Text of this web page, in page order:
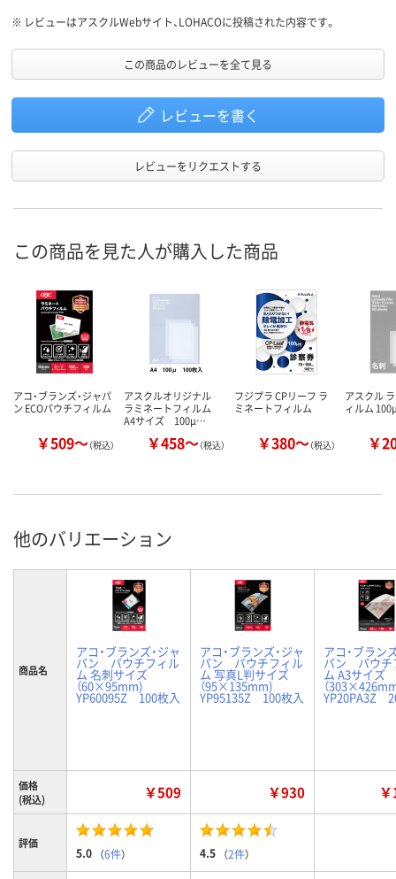
※ レビューはアスクルWebサイト、LOHACOに投稿された内容です。
この商品のレビューを全て見る
レビューを書く
レビューをリクエストする
この商品を見た人が購入した商品
アコ・ブランズ・ジャパ
ン ECOパウチフィルム
￥509～（税込）
アスクルオリジナル
ラミネートフィルム
A4サイズ 100μ…
￥458～（税込）
フジプラ CPリーフ ラ
ミネートフィルム
￥380～（税込）
アスクル
ィルム
￥
他のバリエーション
商品名
アコ・ブランズ・ジャ
パン パウチフィル
ム 名刺サイズ
（60×95mm)
YP60095Z 100枚入
アコ・ブランズ・ジャ
パン パウチフィル
ム 写真L判サイズ
（95×135mm)
YP95135Z 100枚入
アコ・ブラン
パン パウチ
ム A3サイズ
（
YP20PA3Z
価格
(税込)
￥509 ￥930
評価
5.0 （6件） 4.5 （2件）